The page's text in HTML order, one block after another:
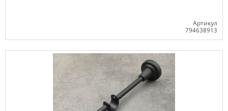
Артикул
794638913